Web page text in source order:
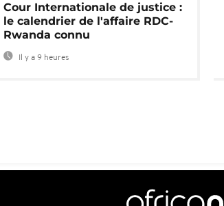
Cour Internationale de justice :
le calendrier de l'affaire RDC-
Rwanda connu
Il y a 9 heures